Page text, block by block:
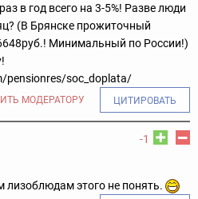
в год всего на 3-5%! Разве люди
(В Брянске прожиточный
Минимальный по России!)
soc_doplata/
МОДЕРАТОРУ ЦИТИРОВАТЬ
-1
лизоблюдам этого не понять.